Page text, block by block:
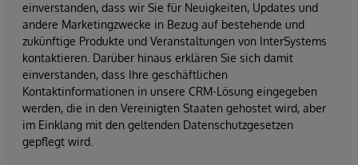
einverstanden, dass wir Sie für Neuigkeiten, Updates und
andere Marketingzwecke in Bezug auf bestehende und
zukünftige Produkte und Veranstaltungen von InterSystems
kontaktieren. Darüber hinaus erklären Sie sich damit
einverstanden, dass Ihre geschäftlichen
Kontaktinformationen in unsere CRM-Lösung eingegeben
werden, die in den Vereinigten Staaten gehostet wird, aber
im Einklang mit den geltenden Datenschutzgesetzen
gepflegt wird.